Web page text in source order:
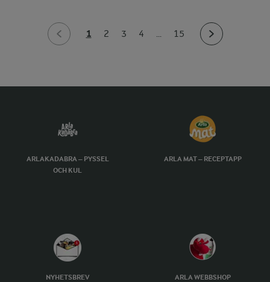
1 2 3 4 ... 15
ARLAKADABRA – PYSSEL
OCH KUL
ARLA MAT – RECEPTAPP
NYHETSBREV ARLA WEBBSHOP